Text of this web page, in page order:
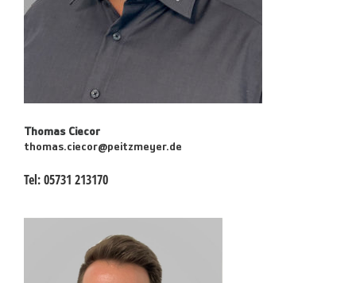
Thomas Ciecor
thomas.ciecor@peitzmeyer.de
Tel:05731 213170